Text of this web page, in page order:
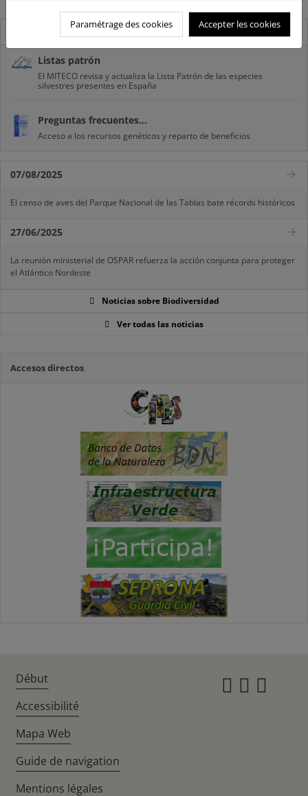
Listas patrón
El MITECO revisa y actualiza la Lista Patrón de las especies
silvestres presentes en España
Preguntas frecuentes...
Acceso a los recursos genéticos y reparto de beneficios
07/08/2025
El censo de aves del Parque Nacional de las Tablas bate récords históricos
27/06/2025
La reunión ministerial de OSPAR refuerza la acción conjunta para proteger
el Atlántico Nordeste
Noticias sobre Biodiversidad
Ver todas las noticias
Accesos directos
Paramétrage des cookies Accepter les cookies
Début
Accessibilité
Mapa Web
Guide de navigation
Mentions légales